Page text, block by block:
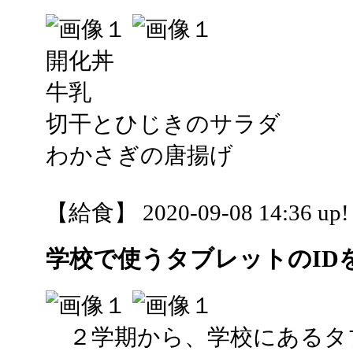
開化丼
牛乳
切干とひじきのサラダ
わかさぎの唐揚げ
【給食】 2020-09-08 14:36 up!
学校で使うタブレットのID
２学期から、学校にある